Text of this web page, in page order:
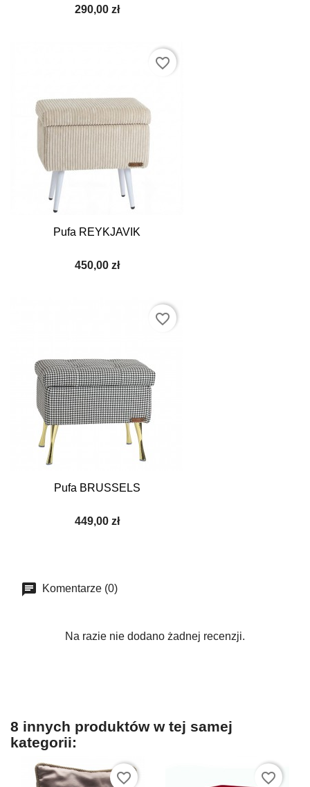
290,00 zł
Pufa REYKJAVIK
450,00 zł
favorite_border
Pufa BRUSSELS
449,00 zł
favorite_border
Komentarze (0)
Na razie nie dodano żadnej recenzji.
8 innych produktów w tej samej
kategorii:
favorite_border favorite_border